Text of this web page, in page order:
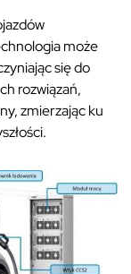
może
się do
rozwiązań,
zmierzając ku